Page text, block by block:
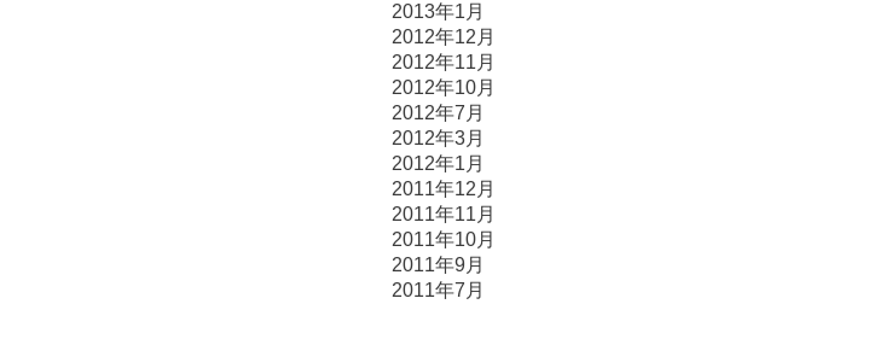
2013年1月
2012年12月
2012年11月
2012年10月
2012年7月
2012年3月
2012年1月
2011年12月
2011年11月
2011年10月
2011年9月
2011年7月